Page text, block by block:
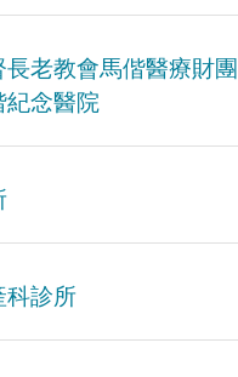
長老教會馬偕醫療財團
紀念醫院
科診所